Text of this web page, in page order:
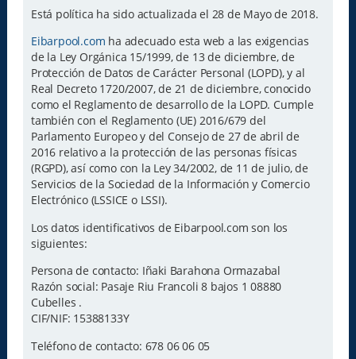
Está política ha sido actualizada el 28 de Mayo de 2018.
Eibarpool.com ha adecuado esta web a las exigencias
de la Ley Orgánica 15/1999, de 13 de diciembre, de
Protección de Datos de Carácter Personal (LOPD), y al
Real Decreto 1720/2007, de 21 de diciembre, conocido
como el Reglamento de desarrollo de la LOPD. Cumple
también con el Reglamento (UE) 2016/679 del
Parlamento Europeo y del Consejo de 27 de abril de
2016 relativo a la protección de las personas físicas
(RGPD), así como con la Ley 34/2002, de 11 de julio, de
Servicios de la Sociedad de la Información y Comercio
Electrónico (LSSICE o LSSI).
Los datos identificativos de Eibarpool.com son los
siguientes:
Persona de contacto: Iñaki Barahona Ormazabal
Razón social: Pasaje Riu Francoli 8 bajos 1 08880
Cubelles .
CIF/NIF: 15388133Y
Teléfono de contacto: 678 06 06 05